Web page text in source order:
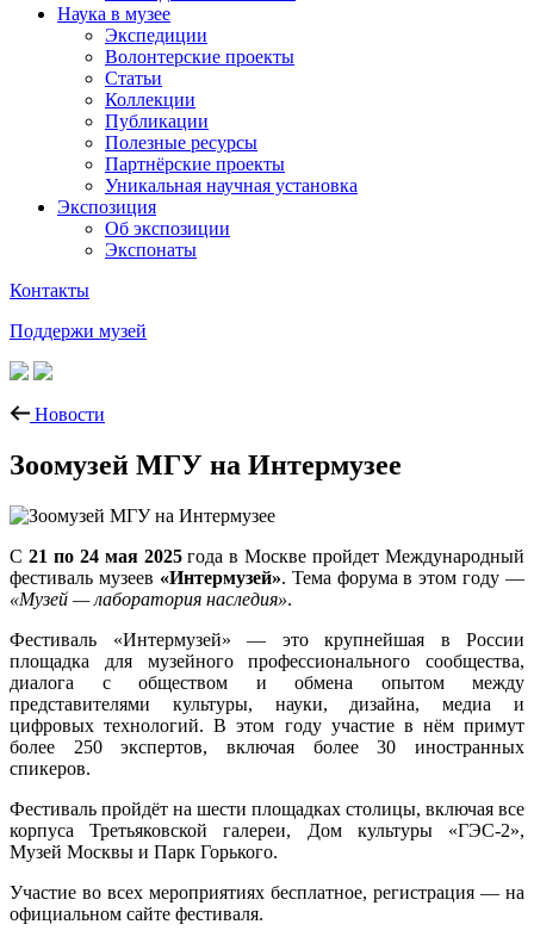
Наука в музее
Экспедиции
Волонтерские проекты
Статьи
Коллекции
Публикации
Полезные ресурсы
Партнёрские проекты
Уникальная научная установка
Экспозиция
Об экспозиции
Экспонаты
Контакты
Поддержи музей
Новости
Зоомузей МГУ на Интермузее
С 21 по 24 мая 2025года в Москве пройдет Международный
фестиваль музеев «Интермузей». Тема форума в этом году —
«Музей — лаборатория наследия».
Фестиваль «Интермузей» — это крупнейшая в России
площадка для музейного профессионального сообщества,
диалога с обществом и обмена опытом между
представителями культуры, науки, дизайна, медиа и
цифровых технологий. В этом году участие в нём примут
более 250 экспертов, включая более 30 иностранных
спикеров.
Фестиваль пройдёт на шести площадках столицы, включая все
корпуса Третьяковской галереи, Дом культуры «ГЭС-2»,
Музей Москвы и Парк Горького.
Участие во всех мероприятиях бесплатное, регистрация — на
официальном сайте фестиваля.